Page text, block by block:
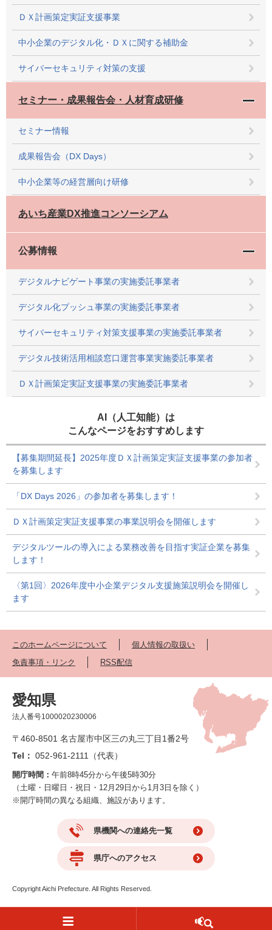
ＤＸ計画策定実証支援事業
中小企業のデジタル化・ＤＸに関する補助金
サイバーセキュリティ対策の支援
セミナー・成果報告会・人材育成研修
セミナー情報
成果報告会（DX Days）
中小企業等の経営層向け研修
あいち産業DX推進コンソーシアム
公募情報
デジタルナビゲート事業の実施委託事業者
デジタル化プッシュ事業の実施委託事業者
サイバーセキュリティ対策支援事業の実施委託事業者
デジタル技術活用相談窓口運営事業実施委託事業者
ＤＸ計画策定実証支援事業の実施委託事業者
AI（人工知能）は
こんなページをおすすめします
【募集期間延長】2025年度ＤＸ計画策定実証支援事業の参加者
を募集します
「DX Days 2026」の参加者を募集します！
ＤＸ計画策定実証支援事業の事業説明会を開催します
デジタルツールの導入による業務改善を目指す実証企業を募集
します！
〈第1回〉2026年度中小企業デジタル支援施策説明会を開催し
ます
このホームページについて
個人情報の取扱い
免責事項・リンク
RSS配信
愛知県
法人番号1000020230006
〒460-8501 名古屋市中区三の丸三丁目1番2号
Tel： 052-961-2111（代表）
開庁時間： 午前8時45分から午後5時30分
（土曜・日曜日・祝日・12月29日から1月3日を除く）
※開庁時間の異なる組織、施設があります。
県機関への連絡先一覧
県庁へのアクセス
Copyright Aichi Prefecture. All Rights Reserved.